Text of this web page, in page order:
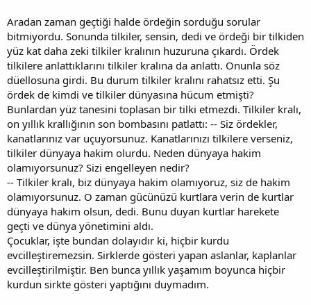
Aradan zaman geçtiği halde ördeğin sorduğu sorular
bitmiyordu. Sonunda tilkiler, sensin, dedi ve ördeği bir tilkiden
yüz kat daha zeki tilkiler kralının huzuruna çıkardı. Ördek
tilkilere anlattıklarını tilkiler kralına da anlattı. Onunla söz
düellosuna girdi. Bu durum tilkiler kralını rahatsız etti. Şu
ördek de kimdi ve tilkiler dünyasına hücum etmişti?
Bunlardan yüz tanesini toplasan bir tilki etmezdi. Tilkiler kralı,
on yıllık krallığının son bombasını patlattı: -- Siz ördekler,
kanatlarınız var uçuyorsunuz. Kanatlarınızı tilkilere verseniz,
tilkiler dünyaya hakim olurdu. Neden dünyaya hakim
olamıyorsunuz? Sizi engelleyen nedir?
-- Tilkiler kralı, biz dünyaya hakim olamıyoruz, siz de hakim
olamıyorsunuz. O zaman gücünüzü kurtlara verin de kurtlar
dünyaya hakim olsun, dedi. Bunu duyan kurtlar harekete
geçti ve dünya yönetimini aldı.
Çocuklar, işte bundan dolayıdır ki, hiçbir kurdu
evcilleştiremezsin. Sirklerde gösteri yapan aslanlar, kaplanlar
evcilleştirilmiştir. Ben bunca yıllık yaşamım boyunca hiçbir
kurdun sirkte gösteri yaptığını duymadım.